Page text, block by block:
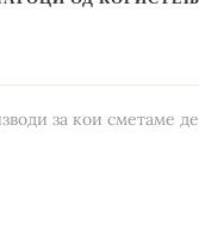
за кои сметаме